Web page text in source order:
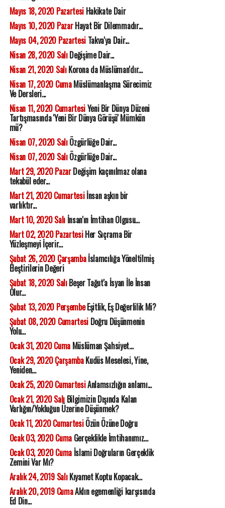
Mayıs 18, 2020 PazartesiHakikate Dair
Mayıs 10, 2020 PazarHayat Bir Dilemmadır...
Mayıs 04, 2020 PazartesiTakva'ya Dair...
Nisan 28, 2020 SalıDeğişime Dair...
Nisan 21, 2020 SalıKorona da Müslüman'dır...
Nisan 17, 2020 CumaMüslümanlaşma Sürecimiz
Ve Dersleri...
Nisan 11, 2020 CumartesiYeni Bir Dünya Düzeni
Tartışmasında 'Yeni Bir Dünya Görüşü' Mümkün
mü?
Nisan 07, 2020 SalıÖzgürlüğe Dair...
Nisan 07, 2020 SalıÖzgürlüğe Dair...
Mart 29, 2020 PazarDeğişim kaçınılmaz olana
tekabül eder...
Mart 21, 2020 Cumartesiİnsan aşkın bir
varlıktır...
Mart 10, 2020 Salıİnsan'ın İmtihan Olgusu...
Mart 02, 2020 PazartesiHer Sıçrama Bir
Yüzleşmeyi İçerir...
Şubat 26, 2020 Çarşambaİslamcılığa Yöneltilmiş
Eleştirilerin Değeri
Şubat 18, 2020 SalıBeşer Tağut'a İsyan İle İnsan
Olur...
Şubat 13, 2020 PerşembeEşitlik, Eş Değerlilik Mi?
Şubat 08, 2020 CumartesiDoğru Düşünmenin
Yolu...
Ocak 31, 2020 CumaMüslüman Şahsiyet...
Ocak 29, 2020 ÇarşambaKudüs Meselesi, Yine,
Yeniden...
Ocak 25, 2020 CumartesiAnlamsızlığın anlamı...
Ocak 21, 2020 SalıBilgimizin Dışında Kalan
Varlığın/Yokluğun Üzerine Düşünmek?
Ocak 11, 2020 CumartesiÖzün Özüne Doğru
Ocak 03, 2020 CumaGerçeklikle İmtihanımız...
Ocak 03, 2020 Cumaİslami Doğruların Gerçeklik
Zemini Var Mı?
Aralık 24, 2019 SalıKıyamet Koptu Kopacak...
Aralık 20, 2019 CumaAklın egemenliği karşısında
Ed Din...